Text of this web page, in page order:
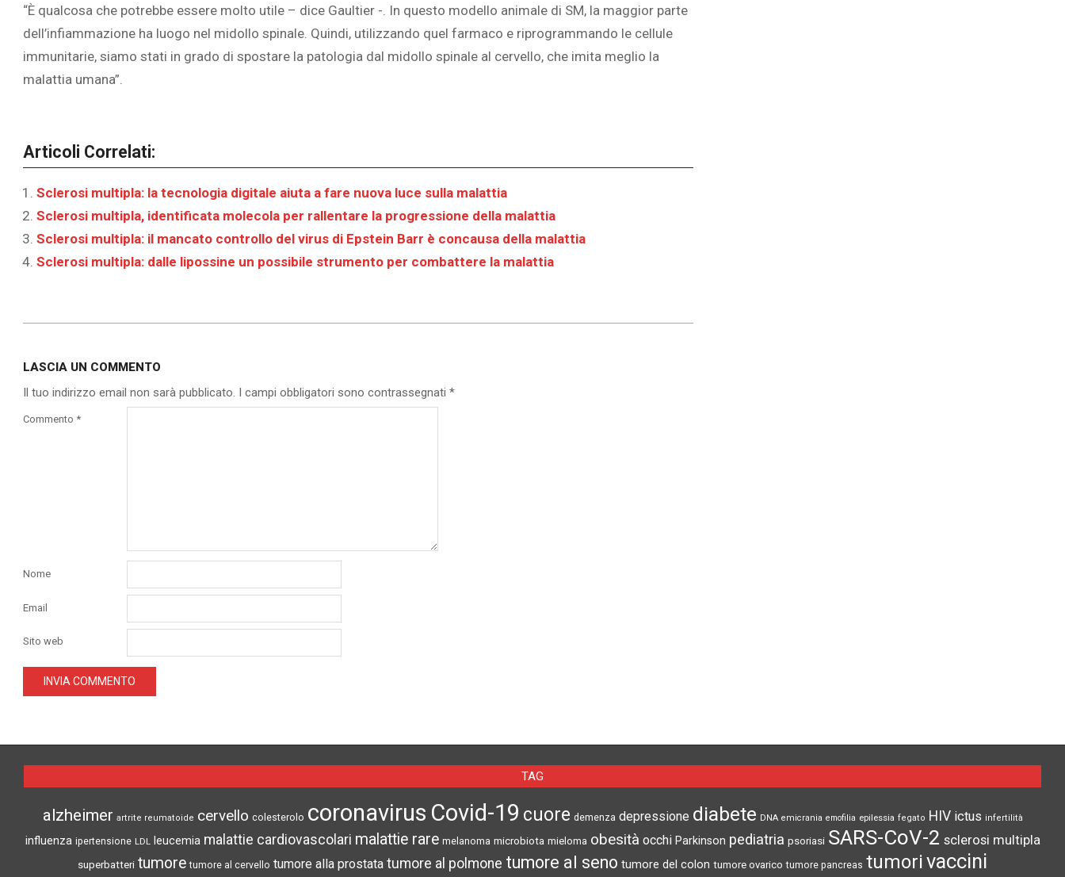
“È qualcosa che potrebbe essere molto utile – dice Gaultier -. In questo modello animale di SM, la maggior parte
dell’infiammazione ha luogo nel midollo spinale. Quindi, utilizzando quel farmaco e riprogrammando le cellule
immunitarie, siamo stati in grado di spostare la patologia dal midollo spinale al cervello, che imita meglio la
malattia umana”.
Articoli Correlati:
Sclerosi multipla: la tecnologia digitale aiuta a fare nuova luce sulla malattia
Sclerosi multipla, identificata molecola per rallentare la progressione della malattia
Sclerosi multipla: il mancato controllo del virus di Epstein Barr è concausa della malattia
Sclerosi multipla: dalle lipossine un possibile strumento per combattere la malattia
18
LASCIA UN COMMENTO
Il tuo indirizzo email non sarà pubblicato. I campi obbligatori sono contrassegnati *
Commento *
Nome
Email
Sito web
TAG
alzheimer artrite reumatoide cervello colesterolo coronavirus Covid-19 cuore demenza depressione diabete DNA emicrania emofilia epilessia fegato HIV ictus infertilità
influenza ipertensione LDL leucemia malattie cardiovascolari malattie rare melanoma microbiota mieloma obesità occhi Parkinson pediatria psoriasi SARS-CoV-2 sclerosi multipla
superbatteri tumore tumore al cervello tumore alla prostata tumore al polmone tumore al seno tumore del colon tumore ovarico tumore pancreas tumorivaccini